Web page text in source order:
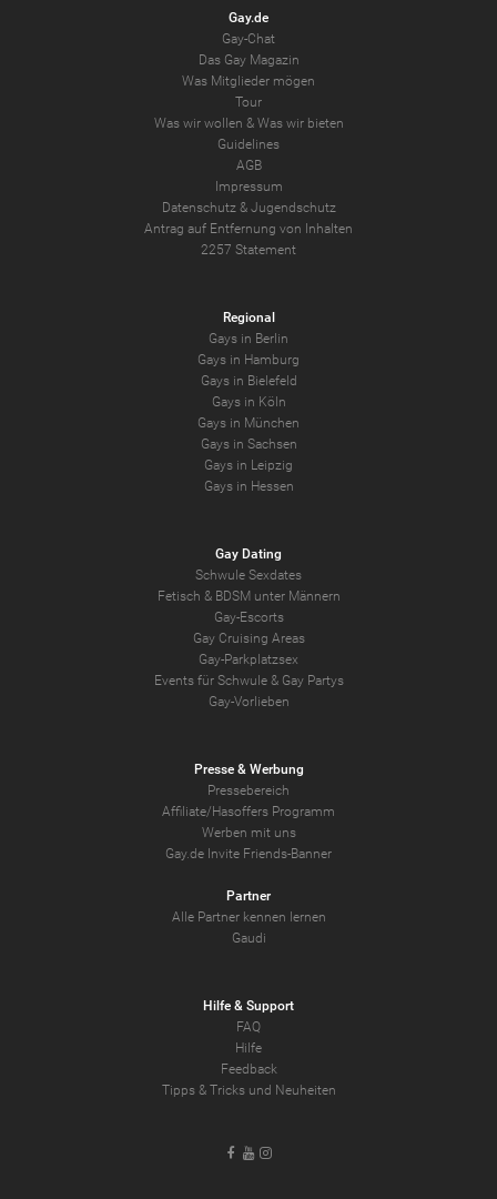
Gay.de
Gay-Chat
Das Gay Magazin
Was Mitglieder mögen
Tour
Was wir wollen & Was wir bieten
Guidelines
AGB
Impressum
Datenschutz& Jugendschutz
Antrag auf Entfernung von Inhalten
2257 Statement
Regional
Gays in Berlin
Gays in Hamburg
Gays in Bielefeld
Gays in Köln
Gays in München
Gays in Sachsen
Gays in Leipzig
Gays in Hessen
Gay Dating
Schwule Sexdates
Fetisch & BDSM unter Männern
Gay-Escorts
Gay Cruising Areas
Gay-Parkplatzsex
Events für Schwule & Gay Partys
Gay-Vorlieben
Presse & Werbung
Pressebereich
Affiliate/Hasoffers Programm
Werben mit uns
Gay.de Invite Friends-Banner
Partner
Alle Partner kennen lernen
Gaudi
Hilfe & Support
FAQ
Hilfe
Feedback
Tipps & Tricks und Neuheiten
Facebook
YoutubeInstagram